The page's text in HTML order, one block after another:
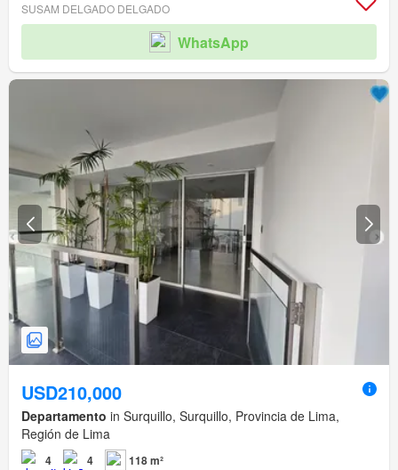
SUSAM DELGADO DELGADO
WhatsApp
USD210,000
Departamento in Surquillo, Surquillo, Provincia de Lima,
Región de Lima
4 4 118 m²